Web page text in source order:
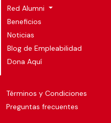
Red Alumni
Beneficios
Noticias
Blog de Empleabilidad
Dona Aquí
Términos y Condiciones
Preguntas frecuentes